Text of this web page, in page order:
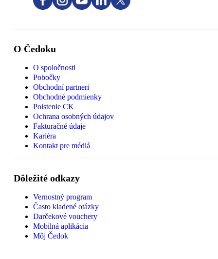
O Čedoku
O spoločnosti
Pobočky
Obchodní partneri
Obchodné podmienky
Poistenie CK
Ochrana osobných údajov
Fakturačné údaje
Kariéra
Kontakt pre médiá
Dôležité odkazy
Vernostný program
Často kladené otázky
Darčekové vouchery
Mobilná aplikácia
Môj Čedok